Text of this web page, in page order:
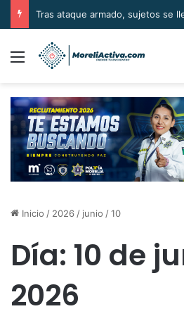
Menú
Inicio / 2026 / junio /10
Día: 10 de
2026